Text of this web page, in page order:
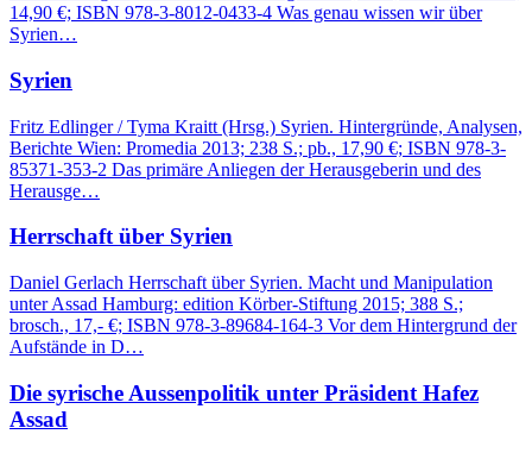
14,90 €; ISBN 978-3-8012-0433-4 Was genau wissen wir über
Syrien…
Syrien
Fritz Edlinger / Tyma Kraitt (Hrsg.) Syrien. Hintergründe, Analysen,
Berichte Wien: Promedia 2013; 238 S.; pb., 17,90 €; ISBN 978-3-
85371-353-2 Das primäre Anliegen der Herausgeberin und des
Herausge…
Herrschaft über Syrien
Daniel Gerlach Herrschaft über Syrien. Macht und Manipulation
unter Assad Hamburg: edition Körber-Stiftung 2015; 388 S.;
brosch., 17,- €; ISBN 978-3-89684-164-3 Vor dem Hintergrund der
Aufstände in D…
Die syrische Aussenpolitik unter Präsident Hafez
Assad